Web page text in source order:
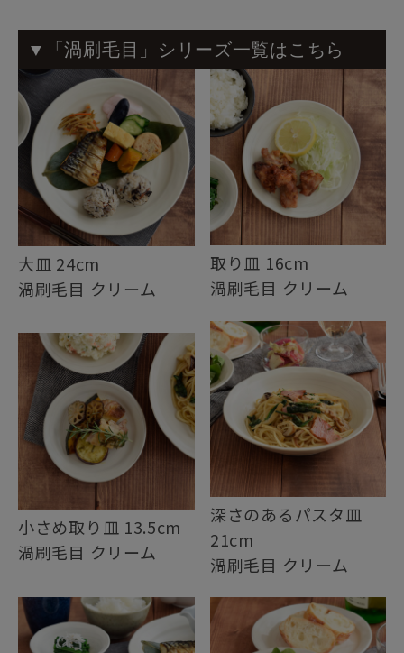
▼「渦刷毛目」シリーズ一覧はこちら
大皿 24cm
渦刷毛目 クリーム
取り皿 16cm
渦刷毛目 クリーム
小さめ取り皿 13.5cm
渦刷毛目 クリーム
深さのあるパスタ皿
21cm
渦刷毛目 クリーム